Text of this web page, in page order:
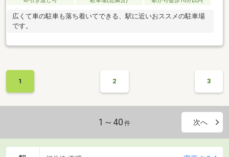
広くて車の駐車も落ち着いてできる、駅に近いおススメの駐車場
です。
1 2 3
1～40 件 次へ